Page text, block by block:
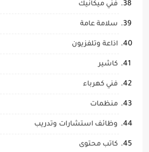
فني ميكانيك
سلامة عامة
اذاعة وتلفزيون
كاشير
فني كهرباء
منظمات
وظائف استشارات وتدريب
كاتب محتوى